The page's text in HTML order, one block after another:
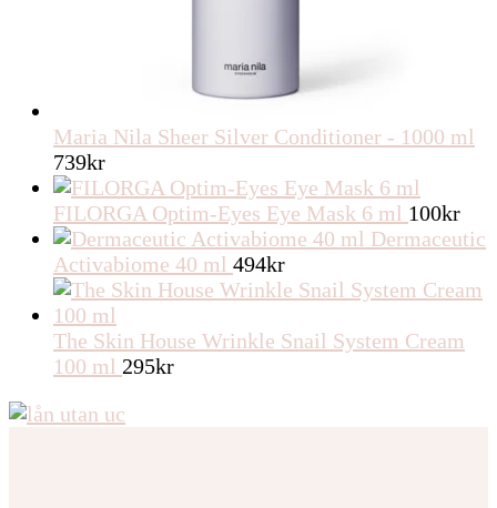
Maria Nila Sheer Silver Conditioner - 1000 ml
739kr
FILORGA Optim-Eyes Eye Mask 6 ml 100kr
Dermaceutic
Activabiome 40 ml 494kr
The Skin House Wrinkle Snail System Cream
100 ml 295kr